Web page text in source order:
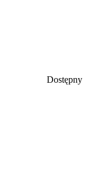
Dostępny